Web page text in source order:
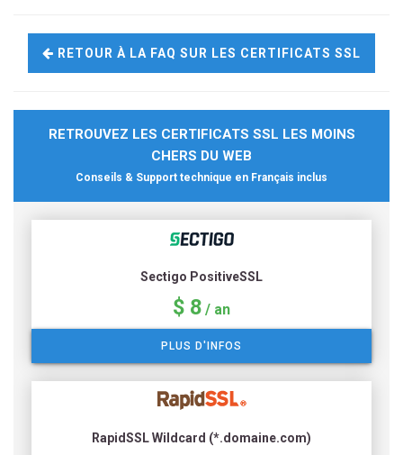
RETOUR À LA FAQ SUR LES CERTIFICATS SSL
RETROUVEZ LES CERTIFICATS SSL LES MOINS
CHERS DU WEB
Conseils & Support technique en Français inclus
Sectigo PositiveSSL
$ 8 / an
PLUS D'INFOS
RapidSSL Wildcard (*.domaine.com)